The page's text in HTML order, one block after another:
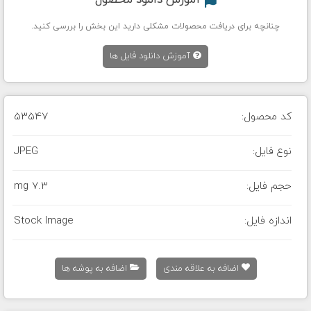
چنانچه برای دریافت محصولات مشکلی دارید این بخش را بررسی کنید.
آموزش دانلود فایل ها
کد محصول: 53547
نوع فایل: JPEG
حجم فایل: 7.3 mg
اندازه فایل: Stock Image
اضافه به علاقه مندی اضافه به پوشه ها